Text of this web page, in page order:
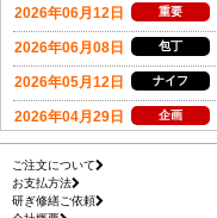
ご注文について
お支払方法
研ぎ修繕ご依頼